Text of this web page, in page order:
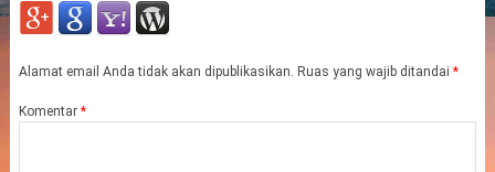
Alamat email Anda tidak akan dipublikasikan. Ruas yang wajib ditandai *
Komentar *